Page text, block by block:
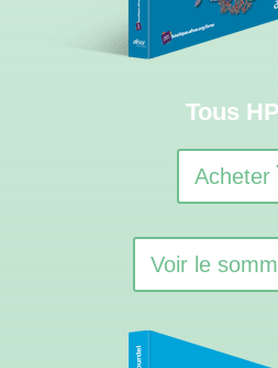
Tous
Acheter
Voir le